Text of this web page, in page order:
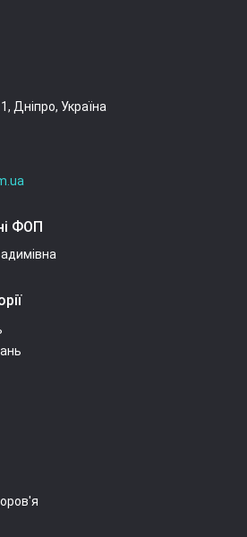
самоклеюче 3D рейки
сивий SW-00002206 - 280 ₴
вінілове самоклеюче 3D
SW-00002970 - 270 ₴
SW-00001859 - 560 ₴
мокко SW-00002201 - 252 ₴
Дніпро, Україна
ФОП